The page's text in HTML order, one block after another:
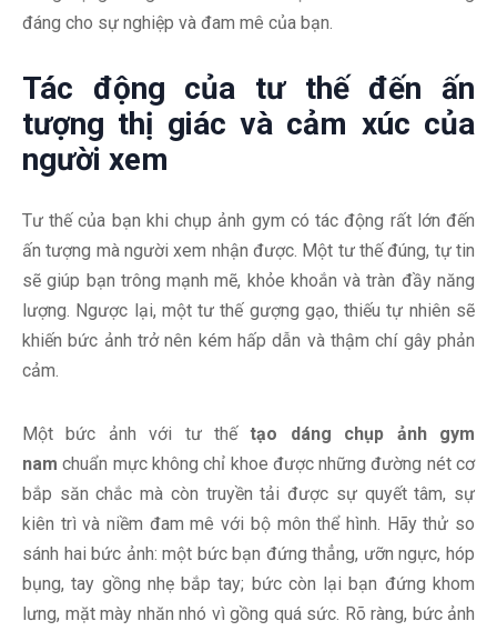
đáng cho sự nghiệp và đam mê của bạn.
Tác động của tư thế đến ấn
tượng thị giác và cảm xúc của
người xem
Tư thế của bạn khi chụp ảnh gym có tác động rất lớn đến
ấn tượng mà người xem nhận được. Một tư thế đúng, tự tin
sẽ giúp bạn trông mạnh mẽ, khỏe khoắn và tràn đầy năng
lượng. Ngược lại, một tư thế gượng gạo, thiếu tự nhiên sẽ
khiến bức ảnh trở nên kém hấp dẫn và thậm chí gây phản
cảm.
Một bức ảnh với tư thếtạo dáng chụp ảnh gym
nam chuẩn mực không chỉ khoe được những đường nét cơ
bắp săn chắc mà còn truyền tải được sự quyết tâm, sự
kiên trì và niềm đam mê với bộ môn thể hình. Hãy thử so
sánh hai bức ảnh: một bức bạn đứng thẳng, ưỡn ngực, hóp
bụng, tay gồng nhẹ bắp tay; bức còn lại bạn đứng khom
lưng, mặt mày nhăn nhó vì gồng quá sức. Rõ ràng, bức ảnh